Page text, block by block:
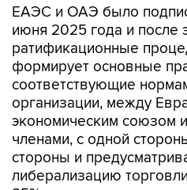
ЕАЭС и ОАЭ было
июня 2025 года и после
ратификационные
формирует основные
соответствующие
организации, между
экономическим союзом
членами, с одной
стороны и
либерализацию